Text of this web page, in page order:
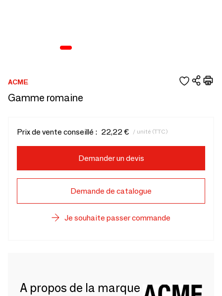
ACME
Gamme romaine
Prix de vente conseillé : 22,22 € / unité (TTC)
Demander un devis
Demande de catalogue
Je souhaite passer commande
A propos de la marque